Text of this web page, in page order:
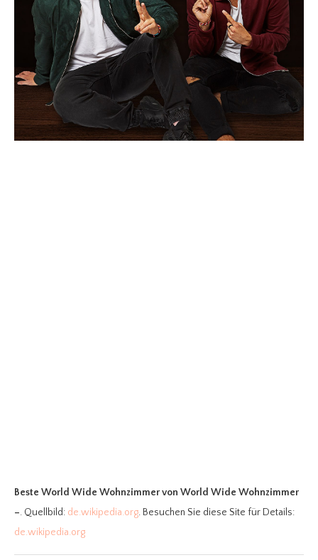
Beste World Wide Wohnzimmervon World Wide Wohnzimmer
–. Quellbild: de.wikipedia.org. Besuchen Sie diese Site für Details:
de.wikipedia.org